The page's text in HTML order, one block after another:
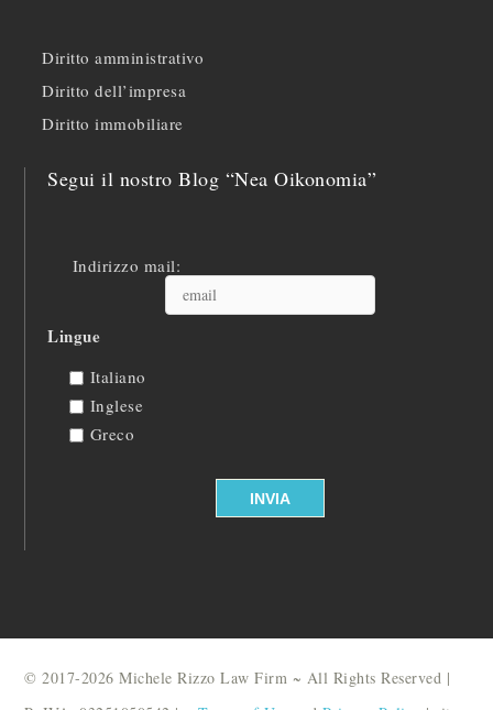
Diritto amministrativo
Diritto dell’impresa
Diritto immobiliare
Segui il nostro Blog “Nea Oikonomia”
Indirizzo mail:
Lingue
Italiano
Inglese
Greco
© 2017-2026 Michele Rizzo Law Firm ~ All Rights Reserved |